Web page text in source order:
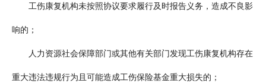
工伤康复机构未按照协议要求履行及时报告义务，造成不良影
响的；
人力资源社会保障部门或其他有关部门发现工伤康复机构存在
重大违法违规行为且可能造成工伤保险基金重大损失的；